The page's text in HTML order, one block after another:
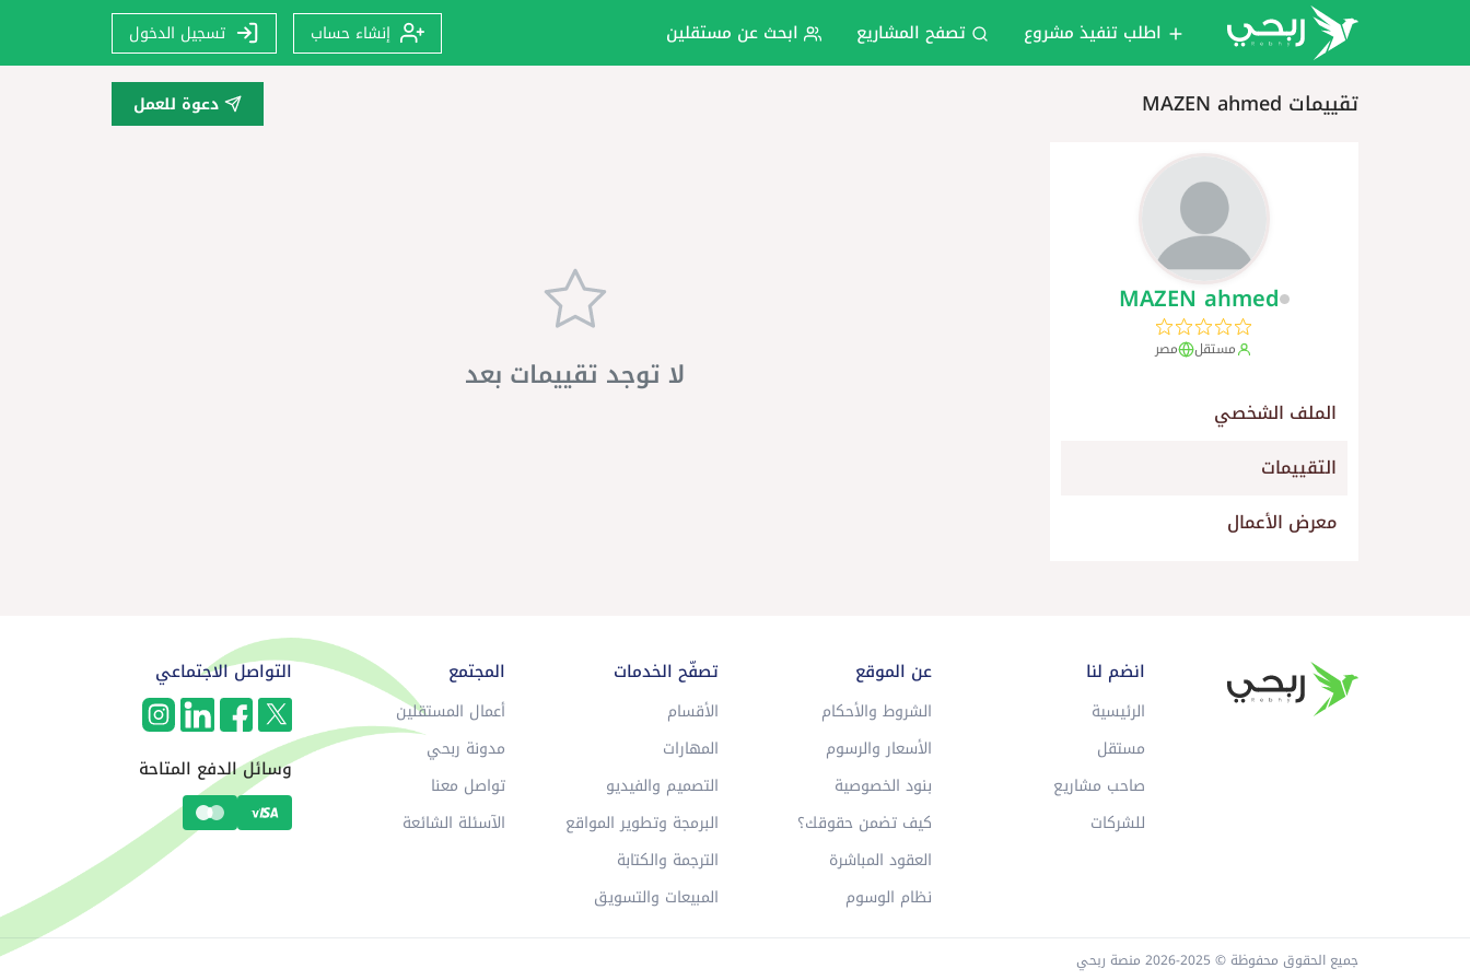
اطلب تنفيذ مشروع تصفح المشاريع ابحث عن مستقلين إنشاء حساب تسجيل الدخول
تقييمات MAZEN ahmed دعوة للعمل
MAZEN ahmed
مستقل مصر
الملف الشخصي
التقييمات
معرض الأعمال
لا توجد تقييمات بعد
انضم لنا
الرئيسية
مستقل
صاحب مشاريع
للشركات
عن الموقع
الشروط والأحكام
الأسعار والرسوم
بنود الخصوصية
كيف تضمن حقوقك؟
العقود المباشرة
نظام الوسوم
تصفّح الخدمات
الأقسام
المهارات
التصميم والفيديو
البرمجة وتطوير المواقع
الترجمة والكتابة
المبيعات والتسويق
المجتمع
أعمال المستقلين
مدونة ربحي
تواصل معنا
الآسئلة الشائعة
التواصل الاجتماعي
وسائل الدفع المتاحة
جميع الحقوق محفوظة © 2025-2026 منصة ربحي